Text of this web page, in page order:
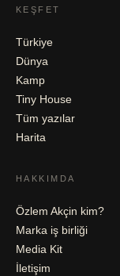
KEŞFET
Türkiye
Dünya
Kamp
Tiny House
Tüm yazılar
Harita
HAKKIMDA
Özlem Akçin kim?
Marka iş birliği
Media Kit
İletişim